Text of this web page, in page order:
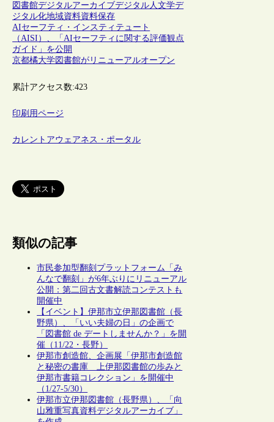
図書館デジタルアーカイブデジタル人文学デ
ジタル化地域資料資料保存
AIセーフティ・インスティテュート
（AISI）、「AIセーフティに関する評価観点
ガイド」を公開
京都橘大学図書館がリニューアルオープン
累計アクセス数:423
印刷用ページ
カレントアウェアネス・ポータル
類似の記事
市民参加型翻刻プラットフォーム「み
んなで翻刻」が6年ぶりにリニューアル
公開：第二回古文書解読コンテストも
開催中
【イベント】伊那市立伊那図書館（長
野県）、「いい夫婦の日」の企画で
「図書館 de デートしませんか？」を開
催（11/22・長野）
伊那市創造館、企画展「伊那市創造館
と秘密の書庫 上伊那図書館の歩みと
伊那市書籍コレクション」を開催中
（1/27-5/30）
伊那市立伊那図書館（長野県）、「向
山雅重写真資料デジタルアーカイブ」